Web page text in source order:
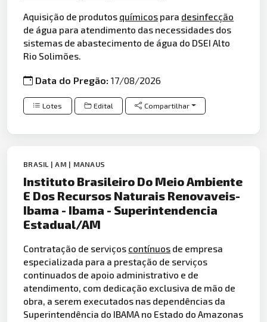
Aquisição de produtos químicos para desinfecção
de água para atendimento das necessidades dos
sistemas de abastecimento de água do DSEI Alto
Rio Solimões.
Data do Pregão:17/08/2026
Lotes Edital Compartilhar
BRASIL | AM | MANAUS
Instituto Brasileiro Do Meio Ambiente
E Dos Recursos Naturais Renovaveis-
Ibama - Ibama - Superintendencia
Estadual/AM
Contratação de serviços contínuos de empresa
especializada para a prestação de serviços
continuados de apoio administrativo e de
atendimento, com dedicação exclusiva de mão de
obra, a serem executados nas dependências da
Superintendência do IBAMA no Estado do Amazonas